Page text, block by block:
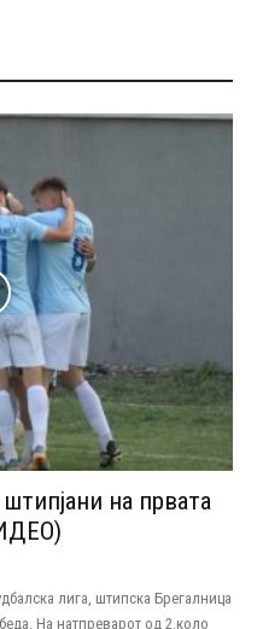
на првата
лига, штипска Брегалница
На натпреварот од 2.коло